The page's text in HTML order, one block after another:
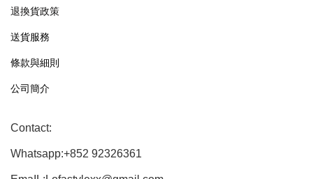
退換貨政策
送貨服務
條款與細則
公司簡介
Contact:
Whatsapp:+852 92326361